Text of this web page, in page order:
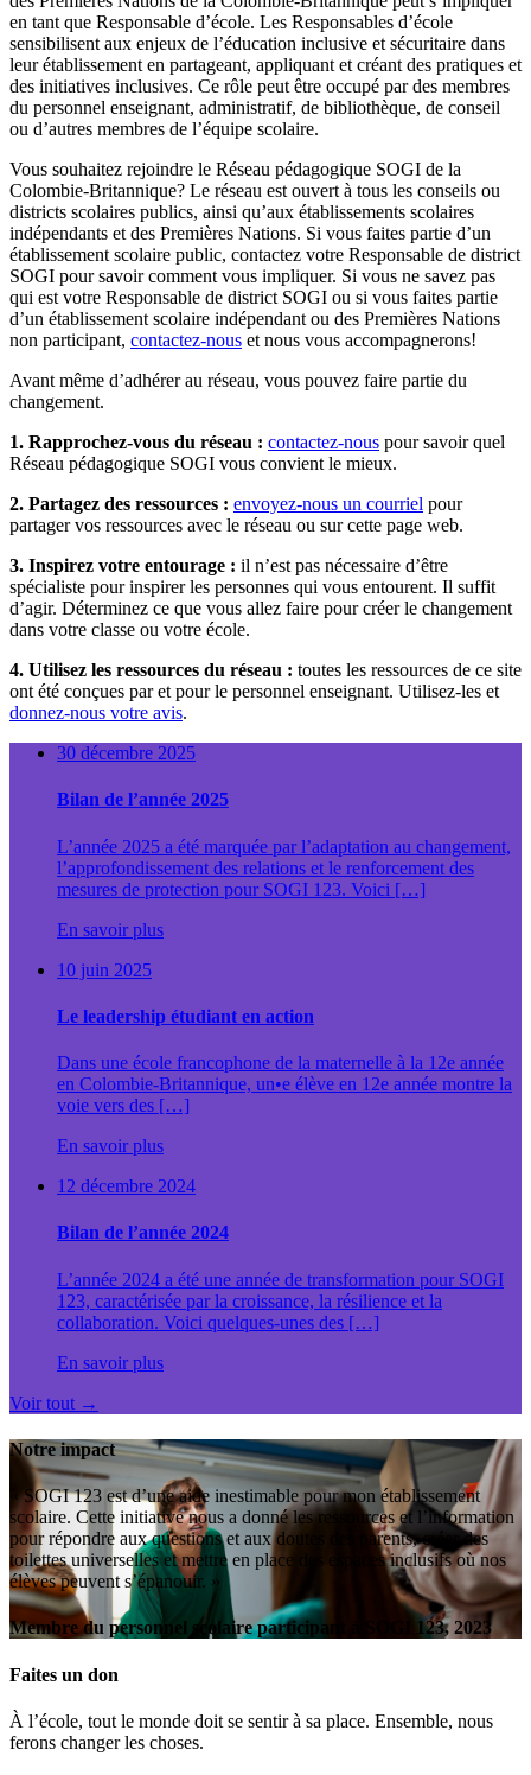
en tant que Responsable d’école. Les Responsables d’école
sensibilisent aux enjeux de l’éducation inclusive et sécuritaire dans
leur établissement en partageant, appliquant et créant des pratiques et
des initiatives inclusives. Ce rôle peut être occupé par des membres
du personnel enseignant, administratif, de bibliothèque, de conseil
ou d’autres membres de l’équipe scolaire.
Vous souhaitez rejoindre le Réseau pédagogique SOGI de la
Colombie-Britannique? Le réseau est ouvert à tous les conseils ou
districts scolaires publics, ainsi qu’aux établissements scolaires
indépendants et des Premières Nations. Si vous faites partie d’un
établissement scolaire public, contactez votre Responsable de district
SOGI pour savoir comment vous impliquer. Si vous ne savez pas
qui est votre Responsable de district SOGI ou si vous faites partie
d’un établissement scolaire indépendant ou des Premières Nations
non participant, contactez-nous et nous vous accompagnerons!
Avant même d’adhérer au réseau, vous pouvez faire partie du
changement.
1. Rapprochez-vous du réseau : contactez-nous pour savoir quel
Réseau pédagogique SOGI vous convient le mieux.
2. Partagez des ressources : envoyez-nous un courriel pour
partager vos ressources avec le réseau ou sur cette page web.
3. Inspirez votre entourage : il n’est pas nécessaire d’être
spécialiste pour inspirer les personnes qui vous entourent. Il suffit
d’agir. Déterminez ce que vous allez faire pour créer le changement
dans votre classe ou votre école.
4. Utilisez les ressources du réseau : toutes les ressources de ce site
ont été conçues par et pour le personnel enseignant. Utilisez-les et
donnez-nous votre avis.
30 décembre 2025
Bilan de l’année 2025
L’année 2025 a été marquée par l’adaptation au changement,
l’approfondissement des relations et le renforcement des
mesures de protection pour SOGI 123. Voici […]
En savoir plus
10 juin 2025
Le leadership étudiant en action
Dans une école francophone de la maternelle à la 12e année
en Colombie-Britannique, un•e élève en 12e année montre la
voie vers des […]
En savoir plus
12 décembre 2024
Bilan de l’année 2024
L’année 2024 a été une année de transformation pour SOGI
123, caractérisée par la croissance, la résilience et la
collaboration. Voici quelques-unes des […]
En savoir plus
Voir tout →
Notre impact
« SOGI 123 est d’une aide inestimable pour mon établissement
scolaire. Cette initiative nous a donné les ressources et l’information
pour répondre aux questions et aux doutes des parents, créer des
toilettes universelles et mettre en place des espaces inclusifs où nos
élèves peuvent s’épanouir. »
Membre du personnel scolaire participant à SOGI 123, 2023
Faites un don
À l’école, tout le monde doit se sentir à sa place. Ensemble, nous
ferons changer les choses.